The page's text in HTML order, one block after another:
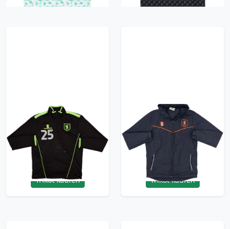
2018-19 Mansfield
Town Surridge Player
Issue 1/4 Zip Drill Top
#25 - 5/10 - (L)
29.99£ · ca. €35
Trikot kaufen
2018-19 Mansfield
Town Surridge
Hooded Track Jacket -
29.99£ · ca. €35
Trikot kaufen